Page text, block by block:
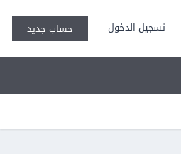
تسجيل الدخول حساب جديد